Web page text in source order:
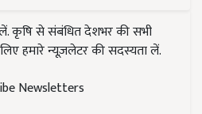
कृषि से संबंधित देशभर की सभी
हमारे न्यूज़लेटर की सदस्यता लें.
Newsletters